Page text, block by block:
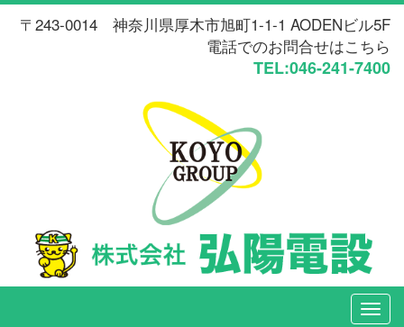
〒243-0014 神奈川県厚木市旭町1-1-1 AODENビル5F
電話でのお問合せはこちら
TEL:046-241-7400